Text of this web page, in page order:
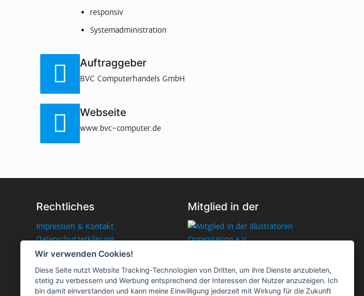
responsiv
Systemadministration
Auftraggeber
BVC Computerhandels GmbH
Webseite
www.bvc-computer.de
Rechtliches
Impressum & Kontakt
Datenschutzerklärung
Cookie-Einstellungen ändern
AGB
Mitglied in der
Wir verwenden Cookies!
Diese Seite nutzt Website Tracking-Technologien von Dritten, um ihre Dienste anzubieten,
stetig zu verbessern und Werbung entsprechend der Interessen der Nutzer anzuzeigen. Ich
bin damit einverstanden und kann meine Einwilligung jederzeit mit Wirkung für die Zukunft